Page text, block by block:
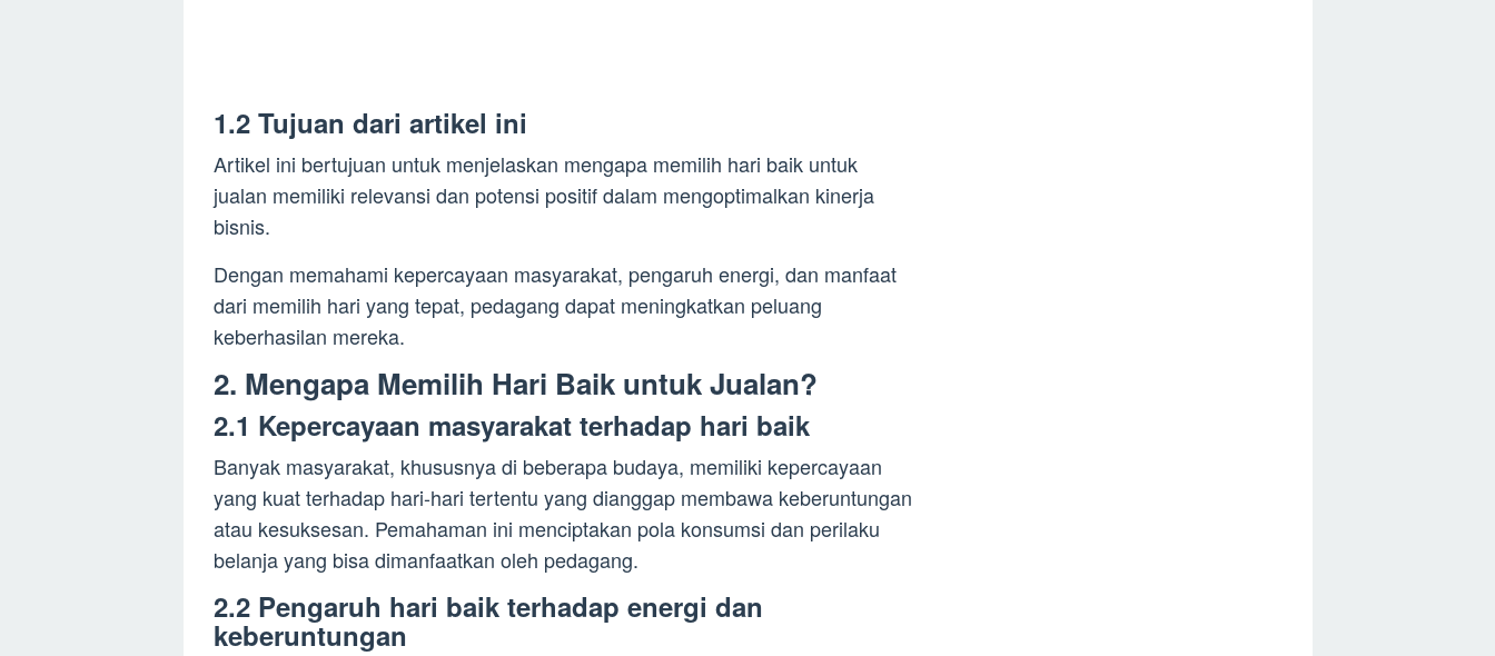
1.2 Tujuan dari artikel ini
Artikel ini bertujuan untuk menjelaskan mengapa memilih hari baik untuk
jualan memiliki relevansi dan potensi positif dalam mengoptimalkan kinerja
bisnis.
Dengan memahami kepercayaan masyarakat, pengaruh energi, dan manfaat
dari memilih hari yang tepat, pedagang dapat meningkatkan peluang
keberhasilan mereka.
2. Mengapa Memilih Hari Baik untuk Jualan?
2.1 Kepercayaan masyarakat terhadap hari baik
Banyak masyarakat, khususnya di beberapa budaya, memiliki kepercayaan
yang kuat terhadap hari-hari tertentu yang dianggap membawa keberuntungan
atau kesuksesan. Pemahaman ini menciptakan pola konsumsi dan perilaku
belanja yang bisa dimanfaatkan oleh pedagang.
2.2 Pengaruh hari baik terhadap energi dan
keberuntungan